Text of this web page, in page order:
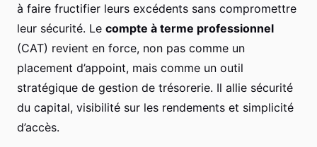
à faire fructifier leurs excédents sans compromettre
leur sécurité. Le compte à terme professionnel
(CAT) revient en force, non pas comme un
placement d’appoint, mais comme un outil
stratégique de gestion de trésorerie. Il allie sécurité
du capital, visibilité sur les rendements et simplicité
d’accès.